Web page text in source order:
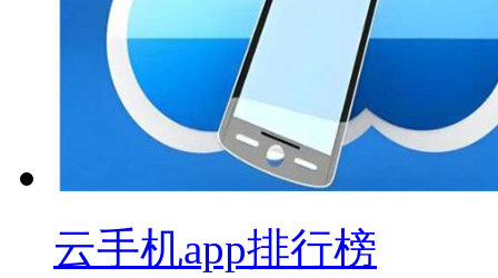
云手机app排行榜